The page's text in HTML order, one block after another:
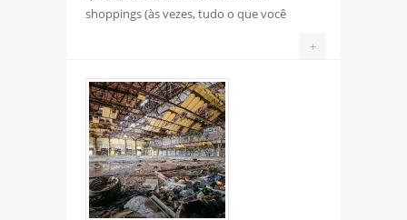
shoppings (às vezes, tudo o que você
+